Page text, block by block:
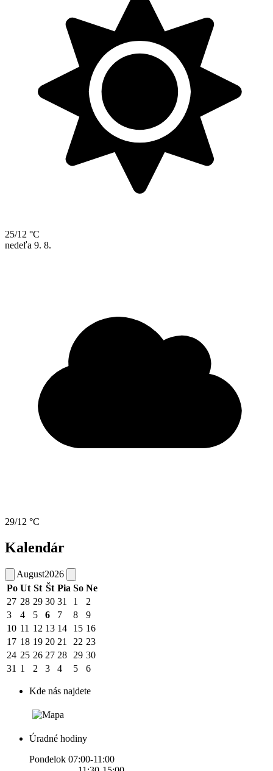
25/12 °C
nedeľa 9. 8.
29/12 °C
Kalendár
August2026
Po Ut St Št Pia So Ne
27 28 29 30 31 1
2
3
4 5 6 7 8
9
10 11 12 13 14 15 16
17 18 19 20 21 22 23
24 25 26 27 28 29 30
31 1 2 3 4 5 6
Kde nás najdete
Úradné hodiny
Pondelok 07:00-11:00